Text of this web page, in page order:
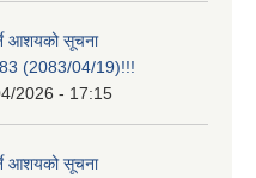
आशयको सूचना
(2083/04/19)!!!
2026 - 17:15
आशयको सूचना